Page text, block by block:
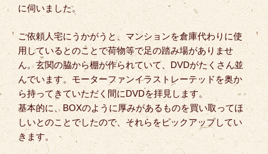
に伺いました。
ご依頼人宅にうかがうと、マンションを倉庫代わりに使
用しているとのことで荷物等で足の踏み場がありませ
ん。玄関の脇から棚が作られていて、DVDがたくさん並
んでいます。モーターファンイラストレーテッドを奥か
ら持ってきていただく間にDVDを拝見します。
基本的に、BOXのように厚みがあるものを買い取ってほ
しいとのことでしたので、それらをピックアップしてい
きます。